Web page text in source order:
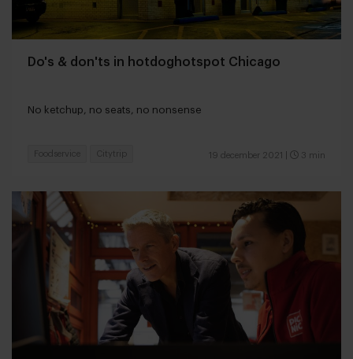
Do's & don'ts in hotdoghotspot Chicago
No ketchup, no seats, no nonsense
19 december 2021 3 min
Foodservice Citytrip